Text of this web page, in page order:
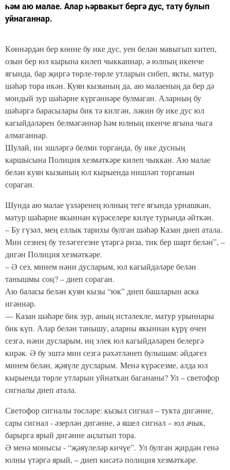
һәм аю малае. Алар һәрвакыт бергә дус, тату булып
уйнаганнар.
Көннәрдән бер көнне бу ике дус, уен белән мавыгып китеп,
озын бер юл кырына килеп чыкканнар, ә юлның икенче
ягында, бар җиргә төрле-төрле утларын сибеп, якты, матур
шәһәр тора икән. Куян кызының да, аю малаеның да бер дә
мондый зур шәһәрне күргәннәре булмаган. Аларның бу
шәһәргә барасылары бик тә килгән, ләкин бу ике дус юл
кагыйдәләрен белмәгәннәр һәм юлның икенче ягына чыга
алмаганнар.
Шулай, ни эшләргә белми торганда, бу ике дусның
каршысына Полиция хезмәткәре килеп чыккан. Аю малае
белән куян кызының юл кырыенда нишләп торганын
сораган.
Шунда аю малае үзләренең юлның теге ягында урнашкан,
матур шәһәрне якыннан күрәселере килүе турында әйткән.
– Бу гүзәл, мең еллык тарихы булган шәһәр Казан диеп атала.
Мин сезнең бу теләгегезне үтәргә риза, тик бер шарт белән”, –
дигән Полиция хезмәткәре.
– Ә сез, минем нәни дусларым, юл кагыйдәләре белән
танышмы соң? – диеп сораган.
Аю баласы белән куян кызы “юк” диеп башларын аска
игәннәр.
— Казан шәһәре бик зур, аның истәлекле, матур урыннары
бик күп. Алар белән танышу, аларны якыннан күрү өчен
сезгә, нәни дусларым, иң элек юл кагыйдәләрен белергә
кирәк. Ә бу эштә мин сезгә рәхәтләнеп булышам: әйдәгез
минем белән, җәяүле дусларым. Менә күрәсезме, алда юл
кырыенда төрле утларын уйнаткан багананы? Ул – светофор
сигналы диеп атала.
Светофор сигналы төсләре: кызыл сигнал – тукта дигәнне,
сары сигнал - әзерлән дигәнне, ә яшел сигнал – юл ачык,
барырга ярый дигәнне аңлатып тора.
Ә менә монысы - “җәяүлеләр кичүе”. Ул булган җирдән генә
юлны үтәргә ярый, – диеп кисәтә полиция хезмәткәре.